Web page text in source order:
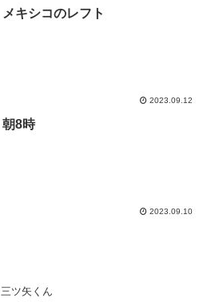
メキシコのレフト
2023.09.12
朝8時
2023.09.10
三ツ矢くん